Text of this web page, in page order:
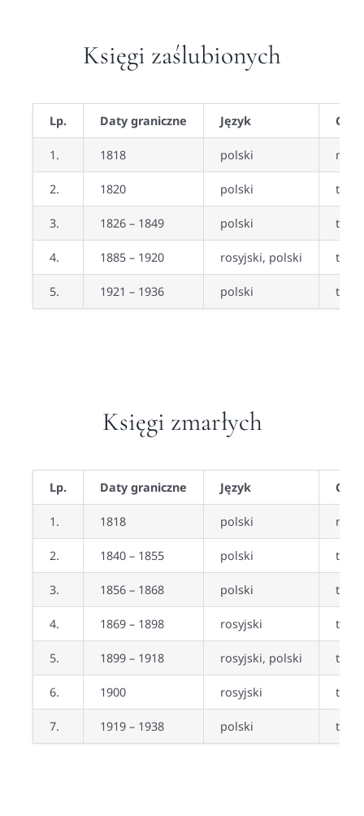
Księgi zaślubionych
Lp. Daty graniczne Język Czy
1. 1818 polski nie
2. 1820 polski tak
3. 1826 – 1849 polski tak
4. 1885 – 1920 rosyjski, polski tak
5. 1921 – 1936 polski tak
Księgi zmarłych
Lp. Daty graniczne Język Czy
1. 1818 polski nie
2. 1840 – 1855 polski tak
3. 1856 – 1868 polski tak
4. 1869 – 1898 rosyjski tak
5. 1899 – 1918 rosyjski, polski tak
6. 1900 rosyjski tak
7. 1919 – 1938 polski tak